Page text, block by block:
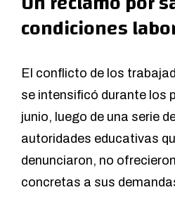
condiciones
El conflicto de los
se intensificó durante los
junio, luego de una serie
autoridades educativas
denunciaron, no
concretas a sus